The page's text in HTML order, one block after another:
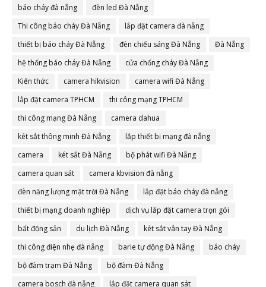
báo cháy đà nẵng
đèn led Đà Nẵng
Thi công báo cháy Đà Nẵng
lắp đặt camera đà nẵng
thiết bị báo cháy Đà Nẵng
đèn chiếu sáng Đà Nẵng
Đà Nẵng
hệ thống báo cháy Đà Nẵng
cửa chống cháy Đà Nẵng
Kiến thức
camera hikvision
camera wifi Đà Nẵng
lắp đặt camera TPHCM
thi công mạng TPHCM
thi công mạng Đà Nẵng
camera dahua
két sắt thông minh Đà Nẵng
lắp thiết bị mạng đà nẵng
camera
két sắt Đà Nẵng
bộ phát wifi Đà Nẵng
camera quan sát
camera kbvision đà nẵng
đèn năng lượng mặt trời Đà Nẵng
lắp đặt báo cháy đà nẵng
thiết bị mạng doanh nghiệp
dịch vụ lắp đặt camera trọn gói
bất động sản
du lịch Đà Nẵng
két sắt vân tay Đà Nẵng
thi công điện nhẹ đà nẵng
barie tự động Đà Nẵng
báo cháy
bộ đàm trạm Đà Nẵng
bộ đàm Đà Nẵng
camera bosch đà nẵng
lắp đặt camera quan sát